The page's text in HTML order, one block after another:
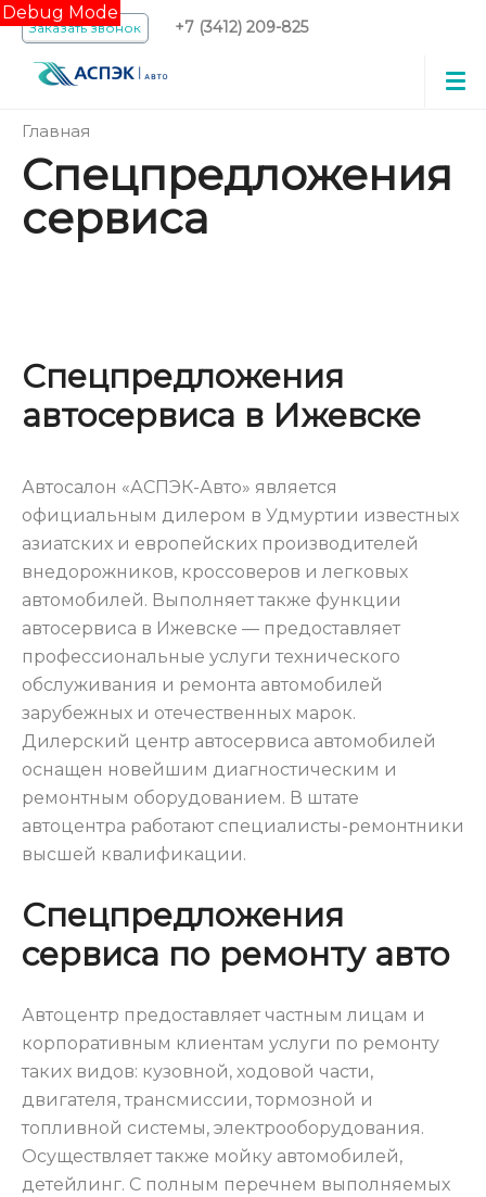
Debug Mode
Заказать звонок +7 (3412) 209-825
Главная
Спецпредложения
сервиса
Спецпредложения
автосервиса в Ижевске
Автосалон «АСПЭК-Авто» является
официальным дилером в Удмуртии известных
азиатских и европейских производителей
внедорожников, кроссоверов и легковых
автомобилей. Выполняет также функции
автосервиса в Ижевске — предоставляет
профессиональные услуги технического
обслуживания и ремонта автомобилей
зарубежных и отечественных марок.
Дилерский центр автосервиса автомобилей
оснащен новейшим диагностическим и
ремонтным оборудованием. В штате
автоцентра работают специалисты-ремонтники
высшей квалификации.
Спецпредложения
сервиса по ремонту авто
Автоцентр предоставляет частным лицам и
корпоративным клиентам услуги по ремонту
таких видов: кузовной, ходовой части,
двигателя, трансмиссии, тормозной и
топливной системы, электрооборудования.
Осуществляет также мойку автомобилей,
детейлинг. С полным перечнем выполняемых